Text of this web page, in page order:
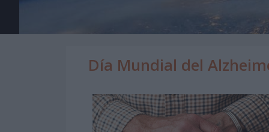
Día Mundial del